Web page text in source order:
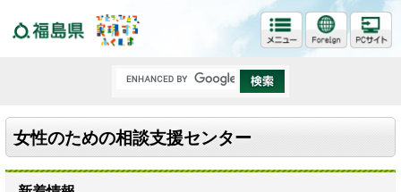
女性のための相談支援センター